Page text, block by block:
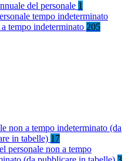
del personale 1
tempo indeterminato
tempo indeterminato 205
non a tempo indeterminato (da
in tabelle) 17
personale non a tempo